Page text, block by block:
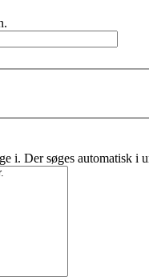
i. Der søges automatisk i